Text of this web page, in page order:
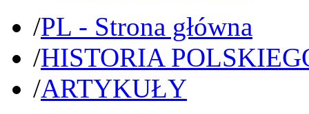
/PL - Strona główna
/HISTORIA
/ARTYKUŁY